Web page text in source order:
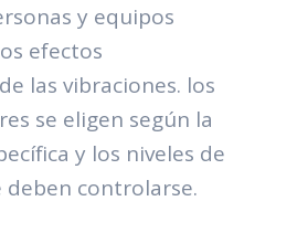
y equipos
efectos
las vibraciones. los
se eligen según la
y los niveles de
controlarse.